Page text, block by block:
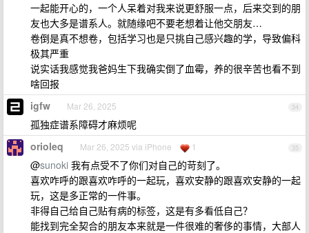
一起能开心的，一个人呆着对我来说更舒服一点，后来交到的朋
友也大多是谱系人。就随缘吧不要老想着让他交朋友…
卷倒是真不想卷，包括学习也是只挑自己感兴趣的学，导致偏科
极其严重
说实话我感觉我爸妈生下我确实倒了血霉，养的很辛苦也看不到
啥回报
34
igfw Mar 26, 2025
孤独症谱系障碍才麻烦呢
35
orioleq Mar 26, 2025 via iPhone 1
@sunoki 我有点受不了你们对自己的苛刻了。
喜欢咋呼的跟喜欢咋呼的一起玩，喜欢安静的跟喜欢安静的一起
玩，这是多正常的一件事。
非得自己给自己贴有病的标签，这是有多看低自己？
能找到完全契合的朋友本来就是一件很难的奢侈的事情，大部人